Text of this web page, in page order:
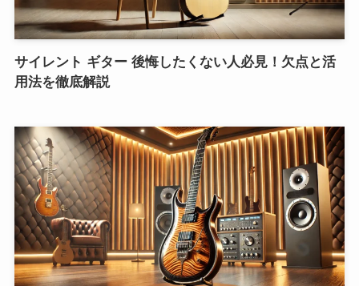
サイレント ギター 後悔したくない人必見！欠点と活
用法を徹底解説